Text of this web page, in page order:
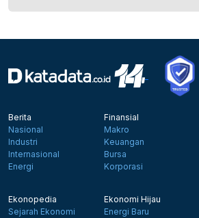
Berita
Nasional
Industri
Internasional
Energi
Finansial
Makro
Keuangan
Bursa
Korporasi
Ekonopedia
Sejarah Ekonomi
Ekonomi Hijau
Energi Baru